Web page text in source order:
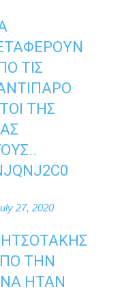
ΤΙΣ
ΤΗΣ
27, 2020
ΤΗΝ
ΉΤΑΝ